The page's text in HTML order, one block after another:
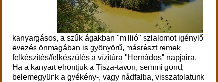
kanyargásos, a szűk ágakban "millió" szlalomot igénylő
evezés önmagában is gyönyörű, másrészt remek
felkészítés/felkészülés a vízitúra "Hernádos" napjaira.
Ha a kanyart elrontjuk a Tisza-tavon, semmi gond,
belemegyünk a gyékény-, vagy nádfalba, visszatolatunk